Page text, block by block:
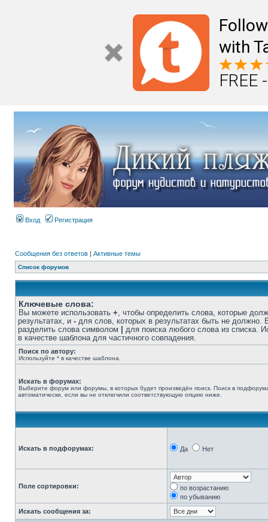
with
FREE
Вход Регистрация
Сообщения без ответов | Активные темы
Список форумов
Ключевые слова:
Вы можете использовать +, чтобы определить слова, которые
результатах, и - для слов, которых в результатах быть не должно.
разделить слова символом
для поиска любого слова из списка.
в качестве шаблона для частичного совпадения.
Поиск по автору:
Используйте * в качестве шаблона.
Искать в форумах:
Выберите форум или форумы, в которых будет произведён поиск. Поиск в
автоматически, если вы не отключили соответствующую опцию ниже.
Искать в подфорумах: Да Нет
Поле сортировки:
по возрастанию
по убыванию
Искать сообщения за: